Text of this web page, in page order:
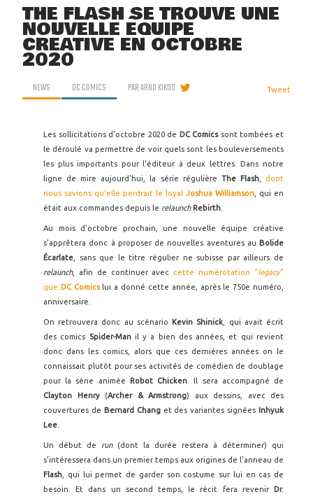
THE FLASH SE TROUVE UNE
NOUVELLE ÉQUIPE
CRÉATIVE EN OCTOBRE
2020
NEWS DC COMICS PARARNO KIKOO Tweet
Les sollicitations d'octobre 2020 de DC Comics sont tombées et
le déroulé va permettre de voir quels sont les bouleversements
les plus importants pour l'éditeur à deux lettres. Dans notre
ligne de mire aujourd'hui, la série régulière The Flash, dont
nous savions qu'elle perdrait le loyal Joshua Williamson , qui en
était aux commandes depuis le relaunch Rebirth
Au mois d'octobre prochain, une nouvelle équipe créative
s'apprêtera donc à proposer de nouvelles aventures au Bolide
Écarlate , sans que le titre régulier ne subisse par ailleurs de
relaunch, afin de continuer avec cette numérotation "legacy"
que DC Comics lui a donné cette année, après le 750e numéro,
anniversaire.
On retrouvera donc au scénario Kevin Shinick , qui avait écrit
des comics Spider-Man il y a bien des années, et qui revient
donc dans les comics, alors que ces dernières années on le
connaissait plutôt pour ses activités de comédien de doublage
pour la série animée Robot Chicken . Il sera accompagné de
Clayton Henry(Archer & Armstrong) aux dessins, avec des
couvertures de Bernard Chang et des variantes signées Inhyuk
Lee
Un début de run (dont la durée restera à déterminer) qui
s'intéressera dans un premier temps aux origines de l'anneau de
Flash , qui lui permet de garder son costume sur lui en cas de
besoin. Et dans un second temps, le récit fera revenir Dr.